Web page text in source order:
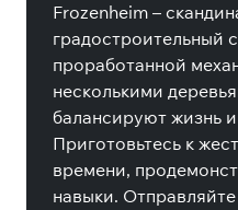
Frozenheim –
градостроительный
проработанной
несколькими
балансируют жизнь
Приготовьтесь к
времени,
навыки.